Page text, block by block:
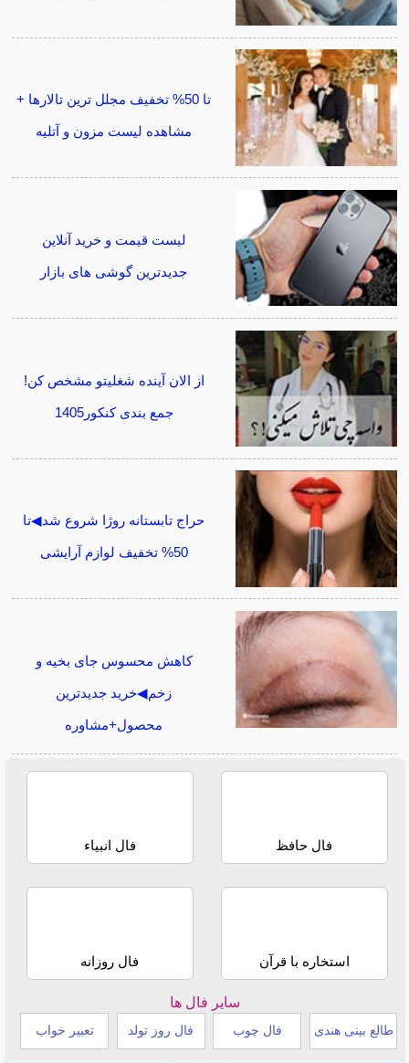
تا 50% تخفیف مجلل ترین تالارها +
مشاهده لیست مزون و آتلیه
لیست قیمت و خرید آنلاین
جدیدترین گوشی های بازار
از الان آینده شغلیتو مشخص کن!
جمع بندی کنکور1405
حراج تابستانه روژا شروع شد◀تا
50% تخفیف لوازم آرایشی
کاهش محسوس جای بخیه و
زخم◀خرید جدیدترین
محصول+مشاوره
فال حافظ فال انبیاء
استخاره با قرآن فال روزانه
سایر فال ها
طالع بینی هندی فال چوب فال روز تولد تعبیر خواب